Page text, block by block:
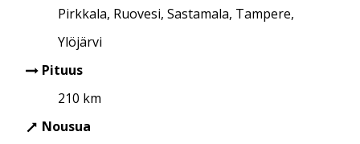
Pirkkala, Ruovesi, Sastamala, Tampere,
Ylöjärvi
Pituus
210 km
Nousua